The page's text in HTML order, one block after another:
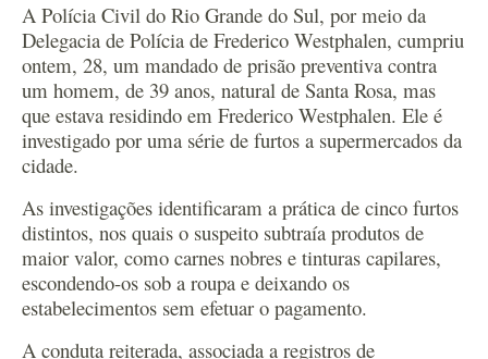
A Polícia Civil do Rio Grande do Sul, por meio da
Delegacia de Polícia de Frederico Westphalen, cumpriu
ontem, 28, um mandado de prisão preventiva contra
um homem, de 39 anos, natural de Santa Rosa, mas
que estava residindo em Frederico Westphalen. Ele é
investigado por uma série de furtos a supermercados da
cidade.
As investigações identificaram a prática de cinco furtos
distintos, nos quais o suspeito subtraía produtos de
maior valor, como carnes nobres e tinturas capilares,
escondendo-os sob a roupa e deixando os
estabelecimentos sem efetuar o pagamento.
A conduta reiterada, associada a registros de